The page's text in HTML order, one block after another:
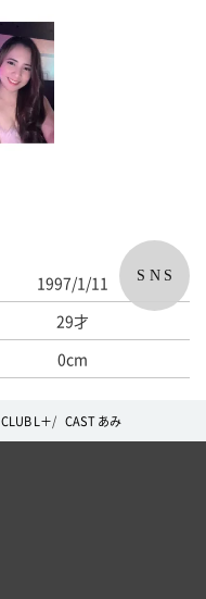
1997/1/11
29才
0cm
SNS
CLUB L＋ CAST あみ